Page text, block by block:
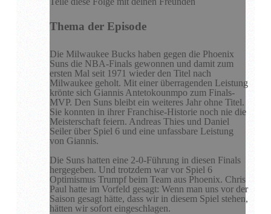
Thema der Episode
Die Milwaukee Bucks haben gegen die Phoenix
Suns die NBA-Finals gewonnen und damit zum
ersten Mal seit 1971 wieder den Titel nach
Milwaukee geholt. Mit einer überragenden Leistung
krönte sich Giannis Antetokounmpo zum Finals-
MVP. Den Suns bleibt ein weiteres Jahr ohne Titel.
Sie konnten in ihrer Franchise-Historie noch nie die
Meisterschaft feiern. Andreas Thies und Daniel
Seiler über Spiel 6 und eine unfassbare Leistung
von Giannis.
Die Suns hatten eine 2-0-Führung in diesen Finals
hergegeben. Und trotzdem war vor Spiel 6
Optimismus Trumpf beim Team aus Phoenix. Chris
Paul hatte im Vorfeld gesagt: Wenn man uns vor der
Saison gesagt hätte, dass wir in diesem Spiel stehen,
hätten wir sofort eingeschlagen.